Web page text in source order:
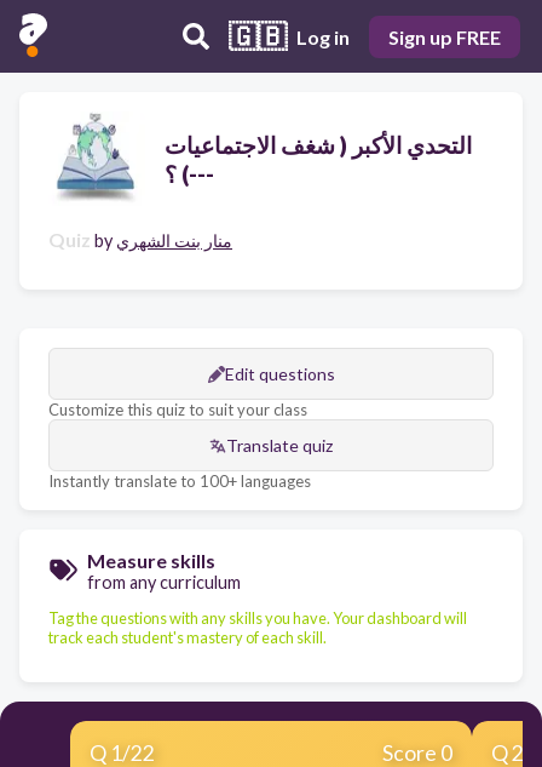
🇬🇧 Log in Sign up FREE
التحدي الأكبر ( شغف الاجتماعيات
) ؟---
Quiz by منار بنت الشهري
Edit questions
Customize this quiz to suit your class
Translate quiz
Instantly translate to 100+ languages
Measure skills
from any curriculum
Tag the questions with any skills you have. Your dashboard will
track each student's mastery of each skill.
Q 1/22 Score 0 Q2